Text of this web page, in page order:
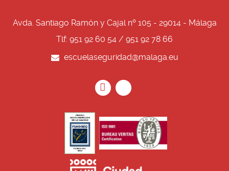
Avda. Santiago Ramón y Cajal nº 105 - 29014 - Málaga
Tlf: 951 92 60 54 / 951 92 78 66
escuelaseguridad@malaga.eu
Icono
Icono
facebook
Icono
Icono
twitter